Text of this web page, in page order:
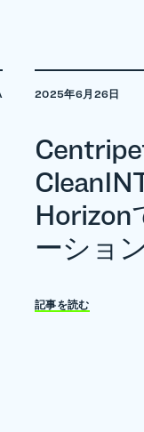
2025年6月26日
Horizon
ーショ
記事を読む